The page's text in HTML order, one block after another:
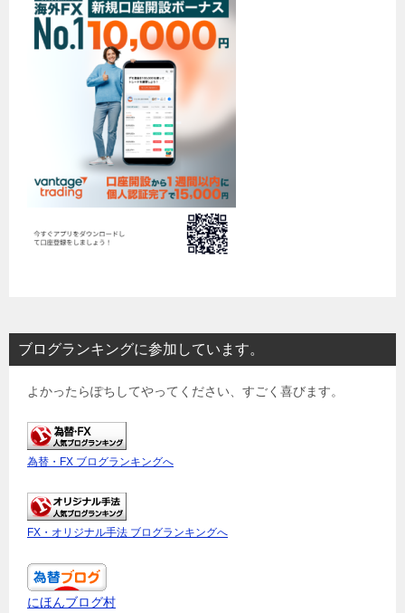
ブログランキングに参加しています。
よかったらぽちしてやってください、すごく喜びます。
為替・FX ブログランキングへ
FX・オリジナル手法 ブログランキングへ
にほんブログ村